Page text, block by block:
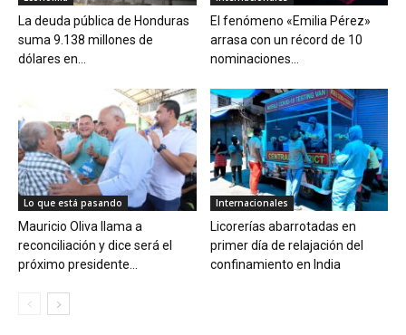
La deuda pública de Honduras
suma 9.138 millones de
dólares en...
El fenómeno «Emilia Pérez»
arrasa con un récord de 10
nominaciones...
Lo que está pasando
Mauricio Oliva llama a
reconciliación y dice será el
próximo presidente...
Internacionales
Licorerías abarrotadas en
primer día de relajación del
confinamiento en India